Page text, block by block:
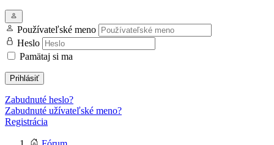
Používateľské meno
Heslo
Pamätaj si ma
Prihlásiť
Zabudnuté heslo?
Zabudnuté užívateľské meno?
Registrácia